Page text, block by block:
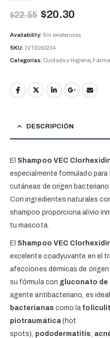
$22.55 $20.30
Availability: Sin existencias
SKU: 1VT0160234
Categorías: Cuidado y Higiene,
DESCRIPCIÓN
El Shampoo VEC
especialmente formulado
cutáneas de origen
Con ingredientes naturales
shampoo proporciona alivio
tu mascota.
El Shampoo VEC
excelente coadyuvante en el
afecciones dérmicas de
su fórmula con gluconato
agente antibacteriano es
bacterianas como la
piotraumática(hot
spots), pododermatitis